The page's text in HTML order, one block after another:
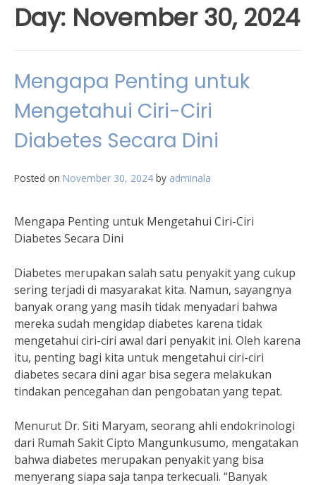
Day: November 30, 2024
Mengapa Penting untuk
Mengetahui Ciri-Ciri
Diabetes Secara Dini
Posted on November 30, 2024 by adminala
Mengapa Penting untuk Mengetahui Ciri-Ciri
Diabetes Secara Dini
Diabetes merupakan salah satu penyakit yang cukup
sering terjadi di masyarakat kita. Namun, sayangnya
banyak orang yang masih tidak menyadari bahwa
mereka sudah mengidap diabetes karena tidak
mengetahui ciri-ciri awal dari penyakit ini. Oleh karena
itu, penting bagi kita untuk mengetahui ciri-ciri
diabetes secara dini agar bisa segera melakukan
tindakan pencegahan dan pengobatan yang tepat.
Menurut Dr. Siti Maryam, seorang ahli endokrinologi
dari Rumah Sakit Cipto Mangunkusumo, mengatakan
bahwa diabetes merupakan penyakit yang bisa
menyerang siapa saja tanpa terkecuali. “Banyak